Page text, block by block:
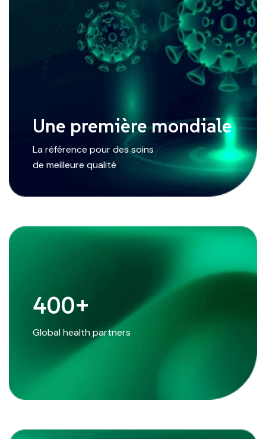
Une première mondiale
La référence pour des soins
de meilleure qualité
Global health partners
400+